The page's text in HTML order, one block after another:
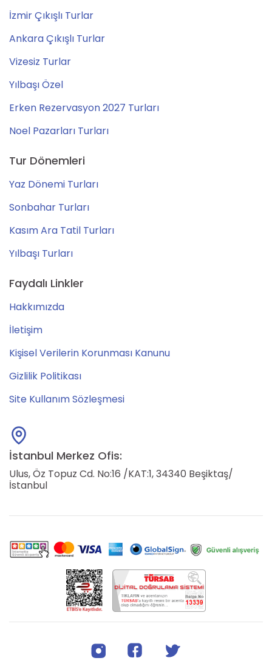
İzmir Çıkışlı Turlar
Ankara Çıkışlı Turlar
Vizesiz Turlar
Yılbaşı Özel
Erken Rezervasyon 2027 Turları
Noel Pazarları Turları
Tur Dönemleri
Yaz Dönemi Turları
Sonbahar Turları
Kasım Ara Tatil Turları
Yılbaşı Turları
Faydalı Linkler
Hakkımızda
İletişim
Kişisel Verilerin Korunması Kanunu
Gizlilik Politikası
Site Kullanım Sözleşmesi
İstanbul Merkez Ofis:
Ulus, Öz Topuz Cd. No:16 /KAT:1, 34340 Beşiktaş/
İstanbul